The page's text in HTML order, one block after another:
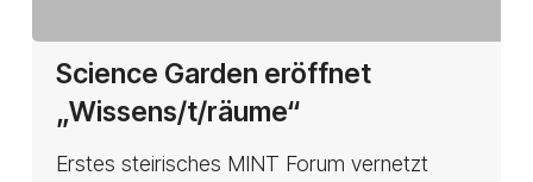
Science
Garden
eröffnet
„Wissens/t/räume“
Science Garden eröffnet
„Wissens/t/räume“
Erstes steirisches MINT Forum vernetzt